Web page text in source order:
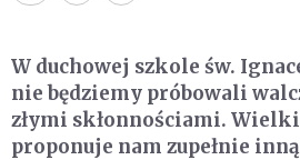
W duchowej szkole św.
nie będziemy próbowali
złymi skłonnościami.
proponuje nam zupełnie